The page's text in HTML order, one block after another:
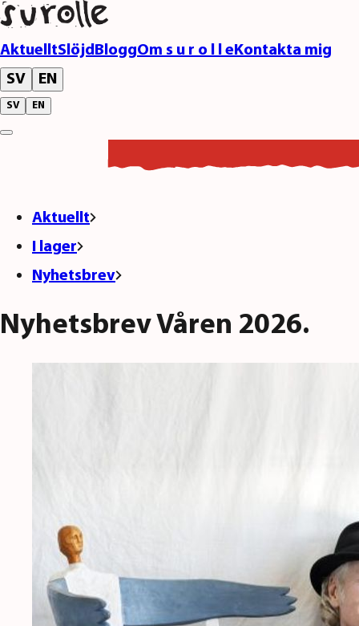
AktuelltSlöjdBloggOm s u r o l l eKontakta mig
SV
EN
SV EN
Aktuellt
I lager
Nyhetsbrev
Nyhetsbrev Våren 2026.